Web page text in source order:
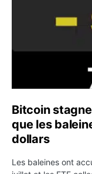
Bitcoin
que les
dollars
Les baleines ont